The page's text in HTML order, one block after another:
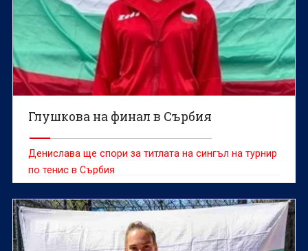
Глушкова на финал в Сърбия
Денислава ще спори за титлата на сингъл на турнир
по тенис в Сърбия